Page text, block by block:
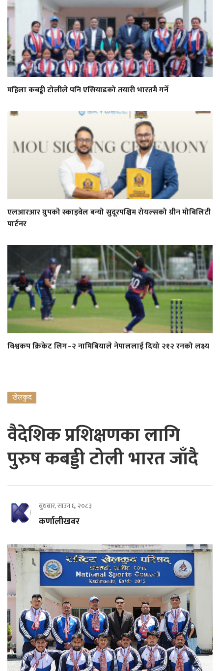
महिला कबड्डी टोलीले पनि एसियाडको तयारी भारतमै गर्ने
एलआरआर ग्रुपको स्काइवेल बन्यो सुदूरपश्चिम रोयल्सको ग्रीन मोबिलिटी
पार्टनर
विश्वकप क्रिकेट लिग–२ नामिबियाले नेपाललाई दियो २१२ रनको लक्ष्य
खेलकुद
वैदेशिक प्रशिक्षणका लागि
पुरुष कबड्डी टोली भारत जाँदै
बुधबार, साउन ६, २०८३
कर्णालीखबर